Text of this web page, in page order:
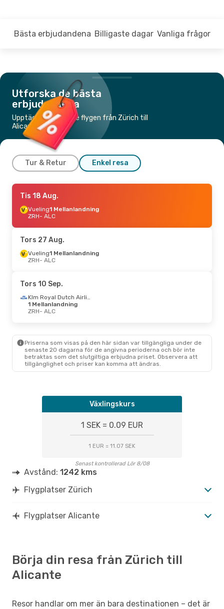
Bästa erbjudandena Billigaste dagar Vanliga frågor
Utforska de bästa
erbjudandena
Upptäck de billigaste flygen från Zürich till
Alicante
Tur & Retur Enkel resa
Tors 27 Aug.
Vueling1 Mellanlandning
ZRH- ALC
ALC- ZRH
Tors 8 Okt.- Mån 12 Okt.
Vueling1 Mellanlandning
ALC - ZRH
Lör 22 Aug.
ZRH
Klm Royal Dutch Airlines
1 Mellanlandning
ALC- ZRH
Tis 18 Aug.
Vueling1 Mellanlandning
ZRH- ALC
Tors 27 Aug.
Vueling1 Mellanlandning
ZRH- ALC
Tors 10 Sep.
Klm Royal Dutch Airlines
1 Mellanlandning
ZRH- ALC
Priserna som visas på den här sidan var tillgängliga under de
senaste 20 dagarna för de angivna perioderna och bör inte
betraktas som det slutgiltiga erbjudna priset. Observera att
tillgänglighet och priser kan komma att ändras.
Växlingskurs
1 SEK = 0.09 EUR
1 EUR = 11.07 SEK
Senast kontrollerad Lör 8/08
Avstånd: 1242 kms
Flygplatser Zürich
Flygplatser Alicante
Börja din resa från Zürich till
Alicante
Resor handlar om mer än bara destinationen – det är